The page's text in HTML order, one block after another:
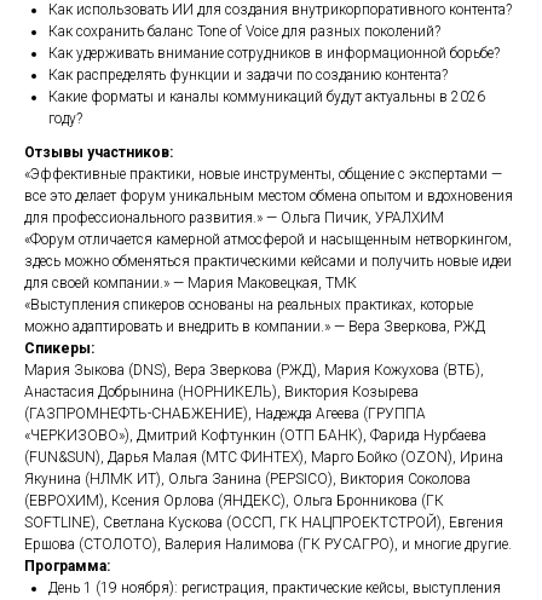
Как использовать ИИ для создания внутрикорпоративного контента?
Как сохранить баланс Tone of Voice для разных поколений?
Как удерживать внимание сотрудников в информационной борьбе?
Как распределять функции и задачи по созданию контента?
Какие форматы и каналы коммуникаций будут актуальны в 2026
году?
Отзывы участников:
«Эффективные практики, новые инструменты, общение с экспертами —
все это делает форум уникальным местом обмена опытом и вдохновения
для профессионального развития.» — Ольга Пичик, УРАЛХИМ
«Форум отличается камерной атмосферой и насыщенным нетворкингом,
здесь можно обменяться практическими кейсами и получить новые идеи
для своей компании.» — Мария Маковецкая, ТМК
«Выступления спикеров основаны на реальных практиках, которые
можно адаптировать и внедрить в компании.» — Вера Зверкова, РЖД
Спикеры:
Мария Зыкова (DNS), Вера Зверкова (РЖД), Мария Кожухова (ВТБ),
Анастасия Добрынина (НОРНИКЕЛЬ), Виктория Козырева
(ГАЗПРОМНЕФТЬ-СНАБЖЕНИЕ), Надежда Агеева (ГРУППА
«ЧЕРКИЗОВО»), Дмитрий Кофтункин (ОТП БАНК), Фарида Нурбаева
(FUN&SUN), Дарья Малая (МТС ФИНТЕХ), Марго Бойко (OZON), Ирина
Якунина (НЛМК ИТ), Ольга Занина (PEPSICO), Виктория Соколова
(ЕВРОХИМ), Ксения Орлова (ЯНДЕКС), Ольга Бронникова (ГК
SOFTLINE), Светлана Кускова (ОССП, ГК НАЦПРОЕКТСТРОЙ), Евгения
Ершова (СТОЛОТО), Валерия Налимова (ГК РУСАГРО), и многие другие.
Программа:
День 1 (19 ноября): регистрация, практические кейсы, выступления